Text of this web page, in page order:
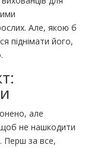
Але, якою б
піднімати його,
але
не нашкодити
Перш за все,